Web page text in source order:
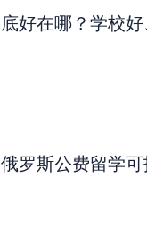
好在哪？学校
俄罗斯公费留学